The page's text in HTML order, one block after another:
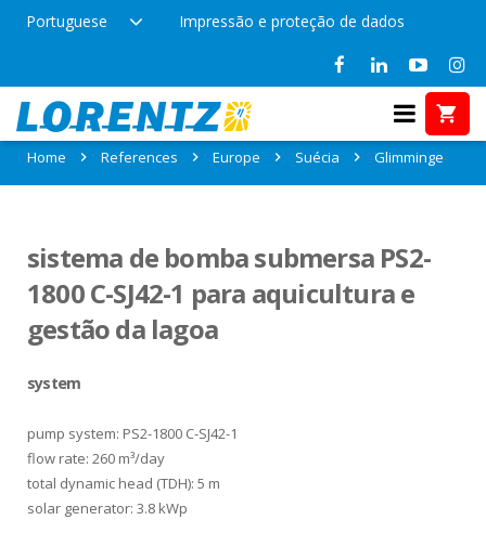
Portuguese Impressão e proteção de dados
References in Glimminge, Suécia
Home References Europe Suécia Glimminge
sistema de bomba submersa PS2-
1800 C-SJ42-1 para aquicultura e
gestão da lagoa
system
pump system: PS2-1800 C-SJ42-1
flow rate: 260 m³/day
total dynamic head (TDH): 5 m
solar generator: 3.8 kWp